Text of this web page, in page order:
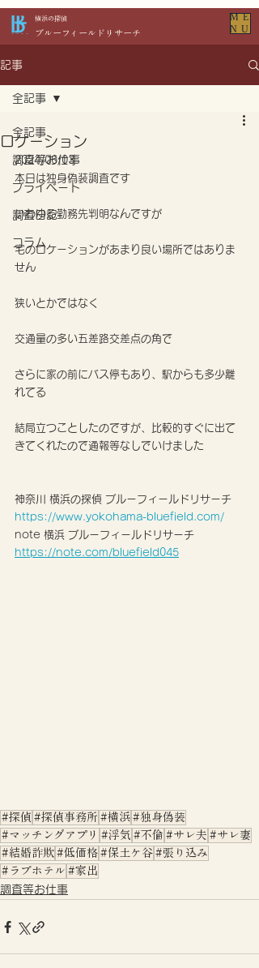
​横浜の探偵
​ブルーフィールドリサーチ
ME
NU
記事
全記事
調査等お仕事
プライベート
調査日記
コラム
全記事
ロケーション
2024/06/03
本日は独身偽装調査です
いわゆる勤務先判明なんですが
宅のロケーションがあまり良い場所ではありま
せん
狭いとかではなく
交通量の多い五差路交差点の角で
さらに家の前にバス停もあり、駅からも多少離
れてる
結局立つことしたのですが、比較的すぐに出て
きてくれたので通報等なしでいけました
神奈川 横浜の探偵 ブルーフィールドリサーチ
https://www.yokohama-bluefield.com/
note 横浜 ブルーフィールドリサーチ
https://note.com/bluefield045
#探偵 #探偵事務所 #横浜 #独身偽装
#マッチングアプリ #浮気 #不倫 #サレ夫 #サレ妻
#結婚詐欺 #低価格 #保土ケ谷 #張り込み
#ラブホテル #家出
調査等お仕事